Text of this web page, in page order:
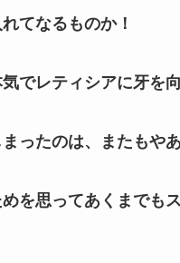
てなるものか！
でレティシアに牙を
ったのは、またもや
を思ってあくまでも